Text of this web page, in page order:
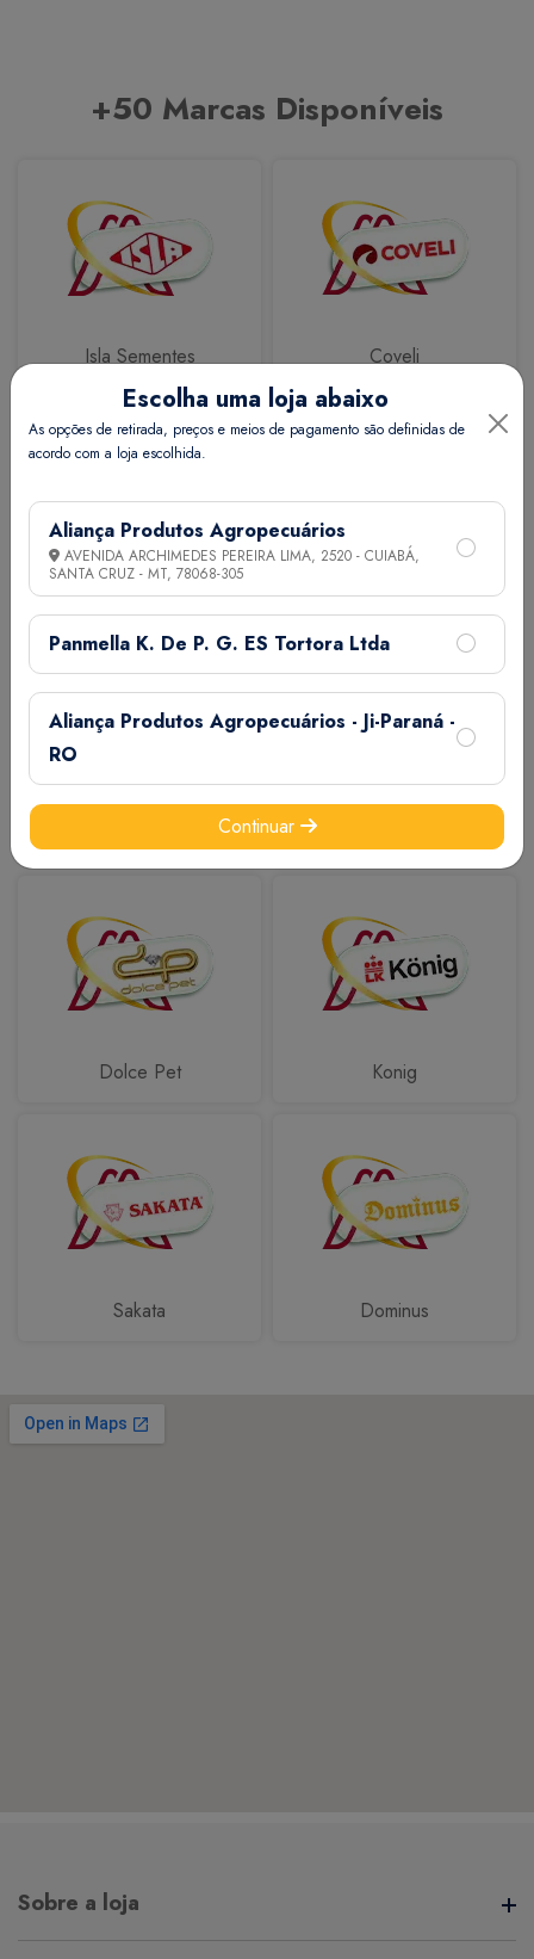
+50 Marcas Disponíveis
Isla Sementes Coveli
Calbos M7
Dolce Pet Konig
Sakata Dominus
Sobre a loja
Escolha uma loja abaixo
As opções de retirada, preços e meios de pagamento são definidas de
acordo com a loja escolhida.
Aliança Produtos Agropecuários
AVENIDA ARCHIMEDES PEREIRA LIMA, 2520 - CUIABÁ,
SANTA CRUZ - MT, 78068-305
Panmella K. De P. G. ES Tortora Ltda
Aliança Produtos Agropecuários - Ji-Paraná -
RO
Continuar